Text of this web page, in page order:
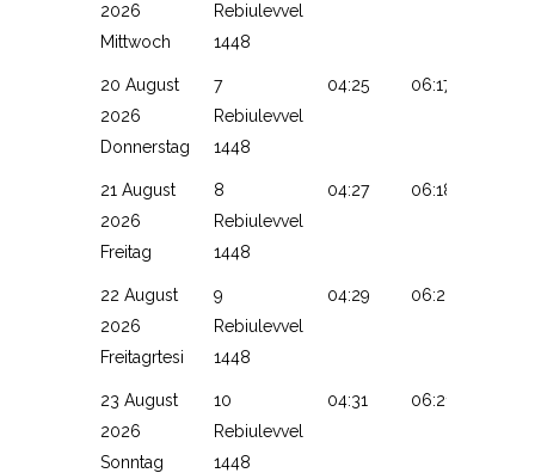
2026
Mittwoch
Rebiulevvel
1448
20 August
2026
Donnerstag
7
Rebiulevvel
1448
04:25 06:17
21 August
2026
Freitag
8
Rebiulevvel
1448
04:27 06:18
22 August
2026
Freitagrtesi
9
Rebiulevvel
1448
04:29 06:20
23 August
2026
Sonntag
10
Rebiulevvel
1448
04:31 06:21